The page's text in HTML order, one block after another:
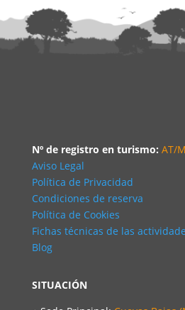
Nº de registro en turismo: AT/
Aviso Legal
Política de Privacidad
Condiciones de reserva
Política de Cookies
Fichas técnicas de las
Blog
SITUACIÓN